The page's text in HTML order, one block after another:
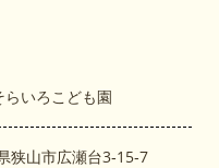
いろこども園
山市広瀬台3‐15‐7